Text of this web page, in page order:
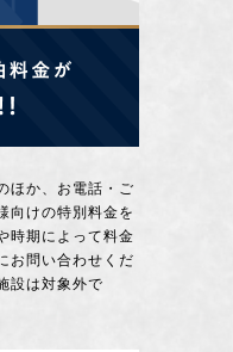
ほか、お電話・ご
向けの特別料金を
時期によって料金
お問い合わせくだ
設は対象外で